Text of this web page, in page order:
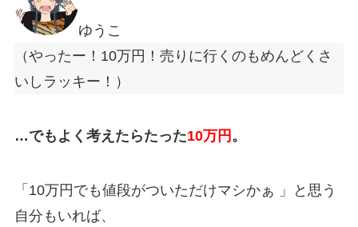
ゆうこ
（やったー！10万円！売りに行くのもめんどくさ
いしラッキー！）
…でもよく考えたらたった10万円 。
「10万円でも値段がついただけマシかぁ
」と思う
自分もいれば、